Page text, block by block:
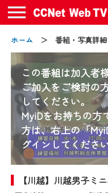
ホーム ＞ 番組・写真詳細
この番組は加入者
ご加入をご検討の
してください。
MyiDをお持ちの方
方は、右上の「
グインしてくださ
【川越】川越男子ミ
お
2024/09/02
動画配信サービス『
年9月24日からリニ